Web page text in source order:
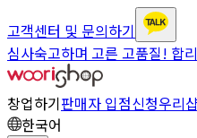
고객센터 및 문의하기
심사숙고하며 고른 고품질! 합
창업하기판매자 입점신청우리
한국어